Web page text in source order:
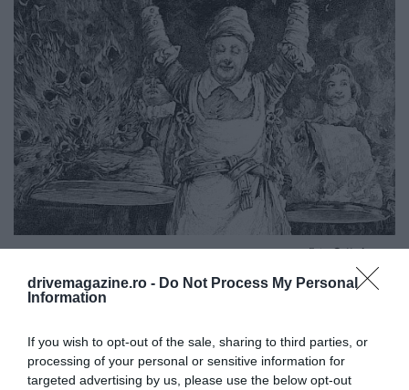
drivemagazine.ro - Do Not Process My Personal
Information
If you wish to opt-out of the sale, sharing to third parties, or
processing of your personal or sensitive information for
targeted advertising by us, please use the below opt-out
Foto:Getty Images